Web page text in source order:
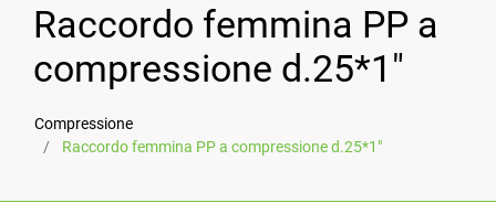
Raccordo femmina PP a
compressione d.25*1"
Compressione
Raccordo femmina PP a compressione d.25*1"